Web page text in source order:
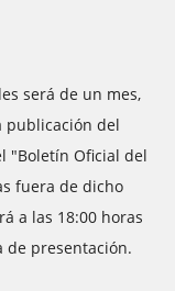
será de un mes,
publicación del
"Boletín Oficial del
fuera de dicho
a las 18:00 horas
de presentación.